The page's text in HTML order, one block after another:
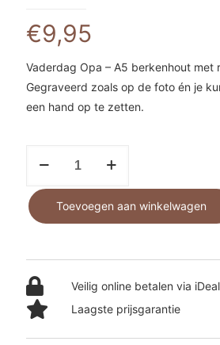
€9,95
Vaderdag Opa – A5 berkenhout met
Gegraveerd zoals op de foto én je
een hand op te zetten.
Opa
aantal
Toevoegen aan winkelwagen
Veilig online betalen via iDeal
Laagste prijsgarantie